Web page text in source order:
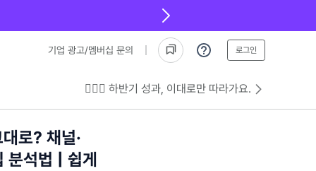
기업 광고/멤버십 문의 로그인
💁🏻‍♂️ 하반기 성과, 이대로만 따라가요.
로? 채널·
분석법 | 쉽게